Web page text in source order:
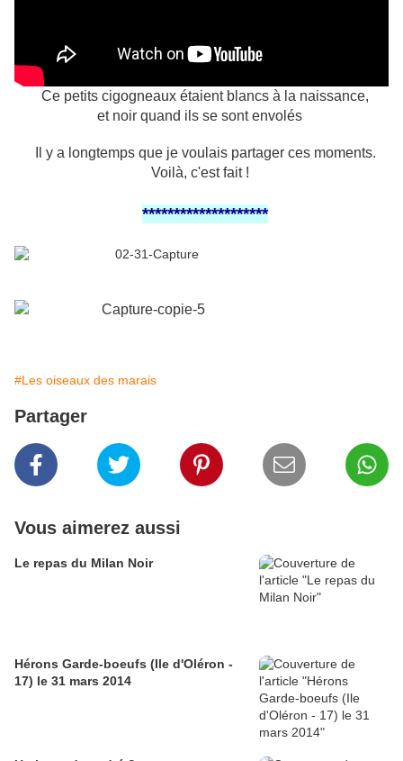
Ce petits cigogneaux étaient blancs à la naissance,
et noir quand ils se sont envolés
Il y a longtemps que je voulais partager ces moments.
Voilà, c'est fait !
********************
#Les oiseaux des marais
Partager
Vous aimerez aussi
Le repas du Milan Noir
Hérons Garde-boeufs (Ile d'Oléron -
17) le 31 mars 2014